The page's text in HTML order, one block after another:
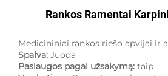
Rankos Ramentai
Medicininiai rankos riešo apvijai ir
Spalva: Juoda
Paslaugos pagal užsakymą: taip